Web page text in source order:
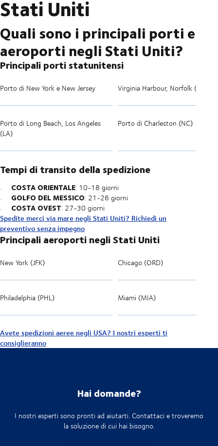
Stati Uniti
Quali sono i principali porti e
aeroporti negli Stati Uniti?
Principali porti statunitensi
Porto di New York e New Jersey Virginia Harbour, Norfolk (VA)
Porto di Long Beach, Los Angeles
(LA)
Porto di Charleston (NC)
Tempi di transito della spedizione
COSTA ORIENTALE: 10-18 giorni
GOLFO DEL MESSICO: 21-26 giorni
COSTA OVEST: 27-30 giorni
Spedite merci via mare negli Stati Uniti? Richiedi un
preventivo senza impegno
Principali aeroporti negli Stati Uniti
New York (JFK) Chicago (ORD)
Philadelphia (PHL) Miami (MIA)
Avete spedizioni aeree negli USA? I nostri esperti ti
consiglieranno
Hai domande?
I nostri esperti sono pronti ad aiutarti. Contattaci e troveremo
la soluzione di cui hai bisogno.